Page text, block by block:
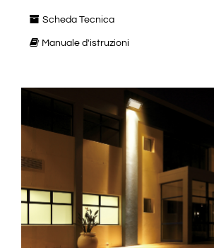
Scheda Tecnica
Manuale d'istruzioni